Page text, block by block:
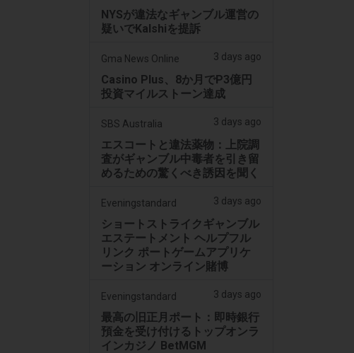
NYSが違法なギャンブル運営の
疑いでKalshiを提訴
Gma News Online 3 days ago
Casino Plus、8か月でP3億円
投資マイルストーン達成
SBS Australia 3 days ago
エスコートと違法薬物：上院調
査がギャンブル中毒者を引き留
めるための驚くべき誘因を聞く
Eveningstandard 3 days ago
ショートストライクギャンブル
エステートメント ヘルプフル
リンク ポートゲームアプリケ
ーション オンライン賭博
Eveningstandard 3 days ago
最高の旧正月ポート：即時銀行
預金を受け付けるトップオンラ
インカジノ BetMGM